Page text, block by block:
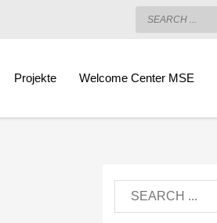
Projekte Welcome Center MSE